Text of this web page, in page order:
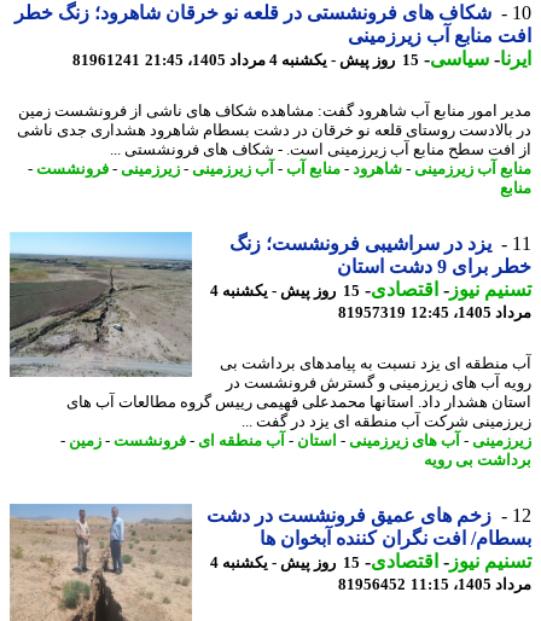
شکاف های فرونشستی در قلعه نو خرقان شاهرود؛ زنگ خطر
منابع آب زیرزمینی
-سیاسی-15 روز پیش - یکشنبه 4 مرداد 1405، 21:45 81961241
امور منابع آب شاهرود گفت: مشاهده شکاف های ناشی از فرونشست زمین
روستای قلعه نو خرقان در دشت بسطام شاهرود هشداری جدی ناشی
سطح منابع آب زیرزمینی است. - شکاف های فرونشستی ...
آب زیرزمینی-شاهرود- منابع آب- آب زیرزمینی-زیرزمینی-فرونشست-
یزد در سراشیبی فرونشست؛ زنگ
9 دشت استان
نیوز-اقتصادی-
15 روز پیش - یکشنبه 4
12:45
81957319
ای یزد نسبت به پیامدهای برداشت بی
آب های زیرزمینی و گسترش فرونشست در
هشدار داد. استانها محمدعلی فهیمی رییس گروه مطالعات آب های
شرکت آب منطقه ای یزد در گفت ...
-آب های زیرزمینی-استان-آب منطقه ای- فرونشست-زمین -
بی رویه
زخم های عمیق فرونشست در دشت
افت نگران کننده آبخوان ها
نیوز-اقتصادی-
15 روز پیش - یکشنبه 4
11:15
81956452